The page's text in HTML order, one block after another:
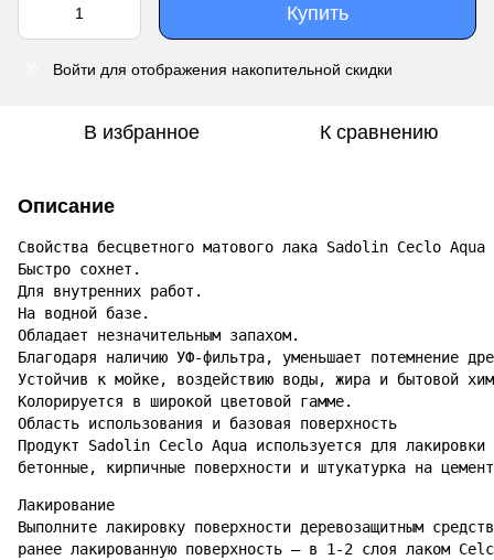
Купить
Войти для отображения накопительной скидки
В избранное К сравнению
Описание
Свойства бесцветного матового лака Sadolin Ceclo Aqua
Быстро сохнет.
Для внутренних работ.
На водной базе.
Обладает незначительным запахом.
Благодаря наличию УФ-фильтра, уменьшает потемнение
Устойчив к мойке, воздействию воды, жира и бытовой
Колорируется в широкой цветовой гамме.
Область использования и базовая поверхность
Продукт Sadolin Ceclo Aqua используется для
бетонные, кирпичные поверхности и штукатурка на
Лакирование
Выполните лакировку поверхности деревозащитным
ранее лакированную поверхность – в 1-2 слоя лаком